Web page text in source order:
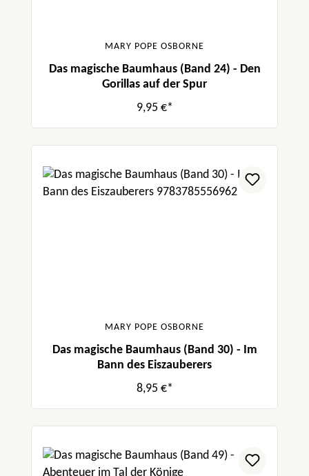
MARY POPE OSBORNE
Das magische Baumhaus (Band 24) - Den
Gorillas auf der Spur
9,95 €*
MARY POPE OSBORNE
Das magische Baumhaus (Band 30) - Im
Bann des Eiszauberers
8,95 €*